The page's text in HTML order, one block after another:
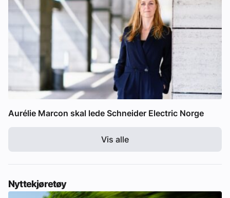
Aurélie Marcon skal lede Schneider Electric Norge
Vis alle
Nyttekjøretøy